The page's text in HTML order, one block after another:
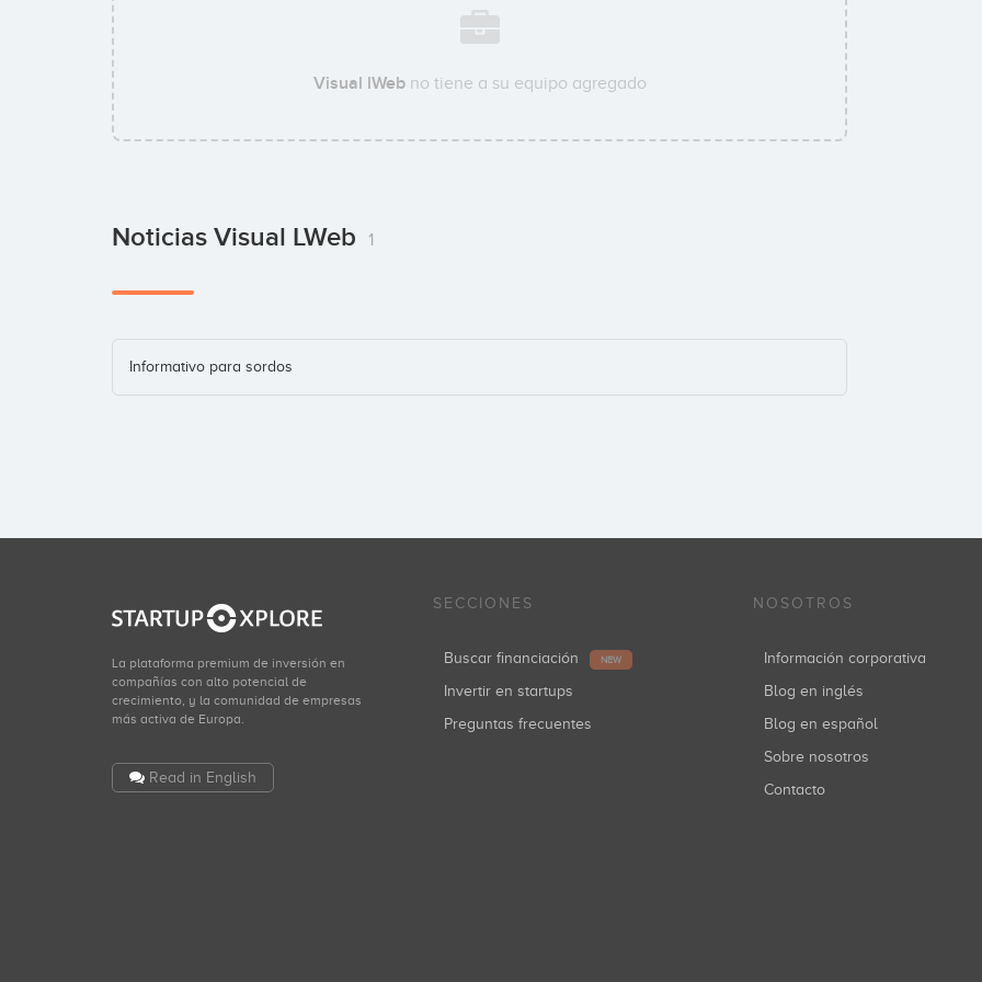
Visual lWebno tiene a su equipo agregado
Noticias Visual LWeb 1
Informativo para sordos
La plataforma premium de inversión en
compañías con alto potencial de
crecimiento, y la comunidad de empresas
más activa de Europa.
Read in English
SECCIONES
Buscar financiación NEW
Invertir en startups
Preguntas frecuentes
NOSOTROS
Información corporativa
Blog en inglés
Blog en español
Sobre nosotros
Contacto